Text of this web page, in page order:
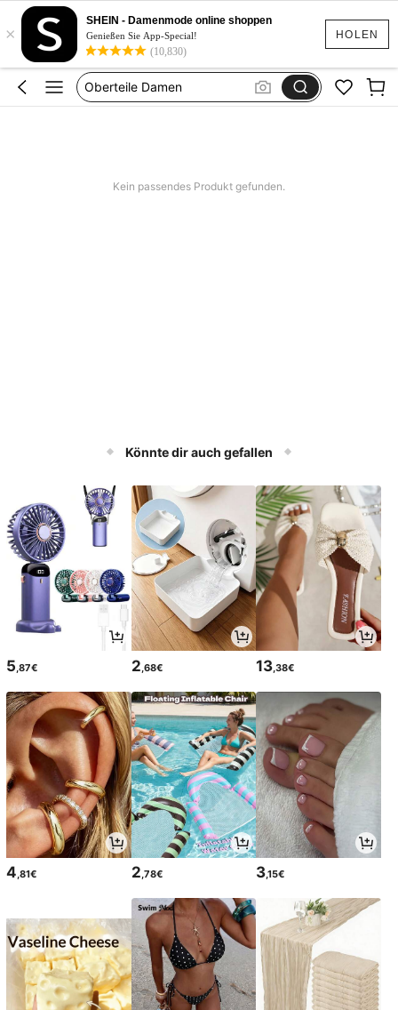
HOLEN
×
SHEIN - Damenmode online shoppen
Genießen Sie App-Special!
(10,830)
Tops
Tops Damen
Oberteile Damen
Kein passendes Produkt gefunden.
Könnte dir auch gefallen
5 ,87€ 2 ,68€ 13 ,38€
4,81€ 2,78€ 3,15€